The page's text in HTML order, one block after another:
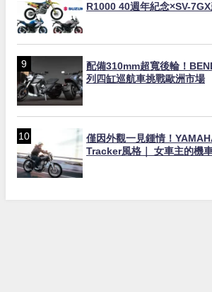
R1000 40週年紀念×SV-
配備310mm超寬後輪！
列四缸巡航車挑戰歐洲市場
僅因外觀一見鍾情！
Tracker風格｜ 女車主的機